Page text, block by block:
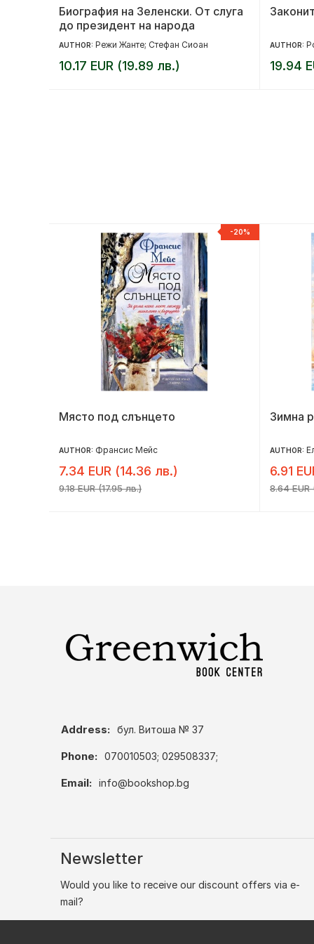
Биография на Зеленски. От слуга
до президент на народа
AUTHOR: Режи Жанте; Стефан Сиоан
10.17 EUR (19.89 лв.)
AUTHOR:
19.94
-20%
Място под слънцето
AUTHOR: Франсис Мейс
7.34 EUR (14.36 лв.)
9.18 EUR (17.95 лв.)
Зимна
AUTHOR:
6.91
8.64 EUR
Address: бул. Витоша № 37
Phone: 070010503; 029508337;
Email: info@bookshop.bg
Newsletter
Would you like to receive our discount offers via e-
mail?